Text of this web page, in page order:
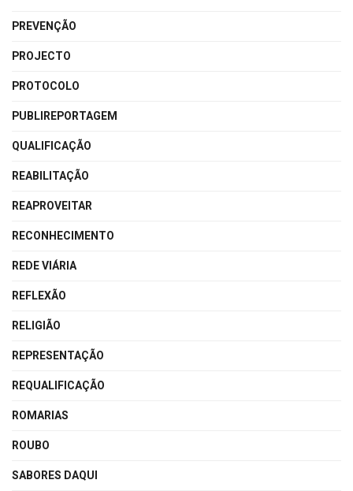
PREVENÇÃO
PROJECTO
PROTOCOLO
PUBLIREPORTAGEM
QUALIFICAÇÃO
REABILITAÇÃO
REAPROVEITAR
RECONHECIMENTO
REDE VIÁRIA
REFLEXÃO
RELIGIÃO
REPRESENTAÇÃO
REQUALIFICAÇÃO
ROMARIAS
ROUBO
SABORES DAQUI